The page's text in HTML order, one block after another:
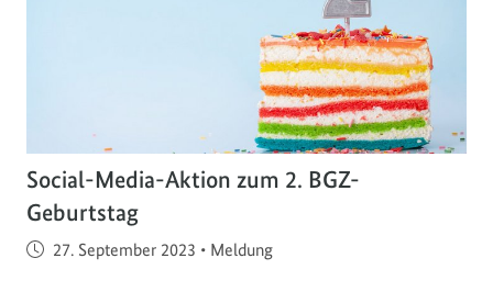
Social-Media-Aktion zum 2. BGZ-
Geburtstag
Veröffentlicht am
27. September 2023 • Meldung